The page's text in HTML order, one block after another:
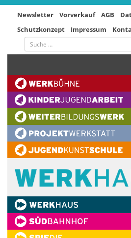
Newsletter Vorverkauf AGB
Schutzkonzept
Impressum